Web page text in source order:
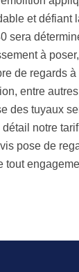
et défiant
sera
à
de regards
entre
des tuyaux
notre
pose de
tout